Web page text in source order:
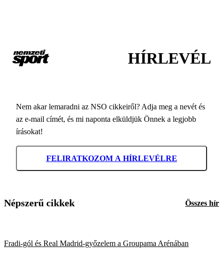
HÍRLEVÉL
Nem akar lemaradni az NSO cikkeiről? Adja meg a nevét és
az e-mail címét, és mi naponta elküldjük Önnek a legjobb
írásokat!
FELIRATKOZOM A HÍRLEVÉLRE
Népszerű cikkek Összes hír
Fradi-gól és Real Madrid-győzelem a Groupama Arénában